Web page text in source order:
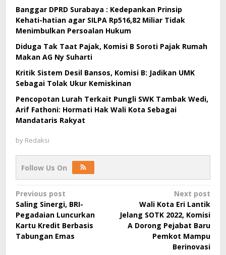
Banggar DPRD Surabaya : Kedepankan Prinsip
Kehati-hatian agar SILPA Rp516,82 Miliar Tidak
Menimbulkan Persoalan Hukum
Diduga Tak Taat Pajak, Komisi B Soroti Pajak Rumah
Makan AG Ny Suharti
Kritik Sistem Desil Bansos, Komisi B: Jadikan UMK
Sebagai Tolak Ukur Kemiskinan
Pencopotan Lurah Terkait Pungli SWK Tambak Wedi,
Arif Fathoni: Hormati Hak Wali Kota Sebagai
Mandataris Rakyat
by Redaksi
Follow Us On
Post
navigation
Previous post
Saling Sinergi, BRI-
Pegadaian Luncurkan
Kartu Kredit Berbasis
Tabungan Emas
Next post
Wali Kota Eri Lantik
Jelang SOTK 2022, Komisi
A Dorong Pejabat Baru
Pemkot Mampu
Berinovasi